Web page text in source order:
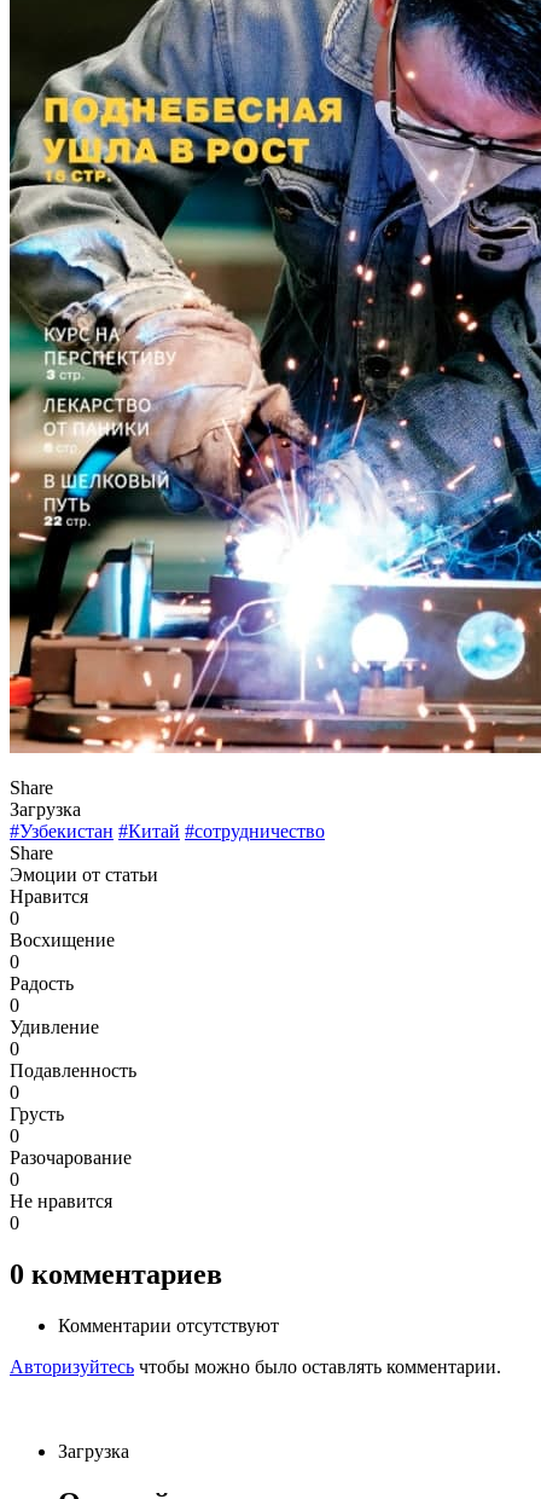
Share
Загрузка
#Узбекистан #Китай #сотрудничество
Share
Эмоции от статьи
Нравится
0
Восхищение
0
Радость
0
Удивление
0
Подавленность
0
Грусть
0
Разочарование
0
Не нравится
0
0 комментариев
Комментарии отсутствуют
Авторизуйтесь чтобы можно было оставлять комментарии.
Загрузка